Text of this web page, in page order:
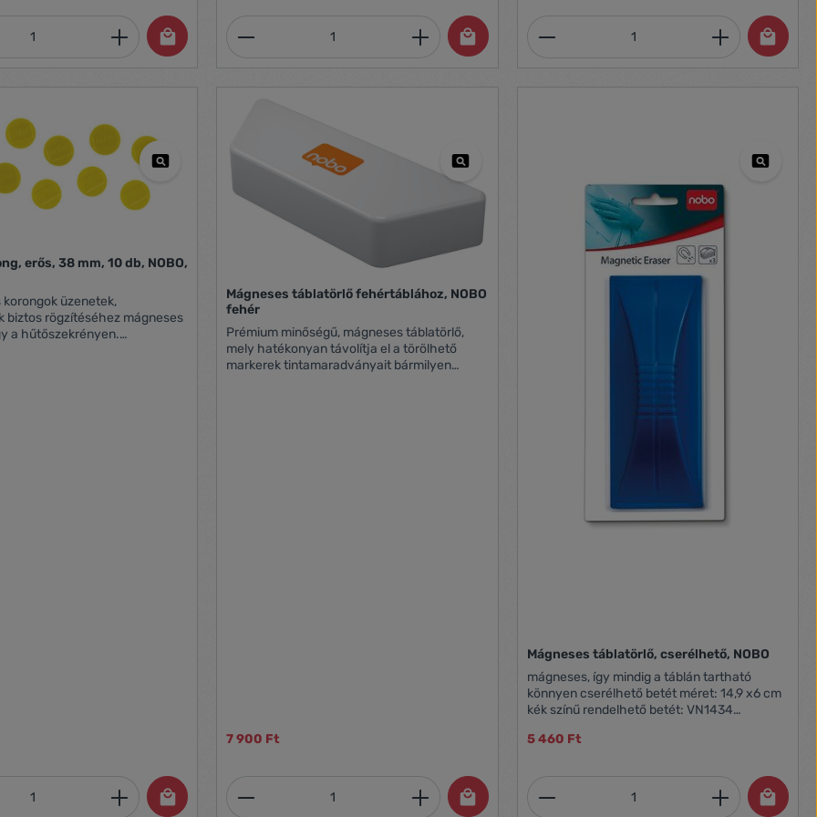
Adja meg a kívánt mennyiséget, vagy használja a gombokat a
Termékmennyiség: Adja meg a kívánt mennyiséget, vagy
Termékmennyiség: Adja
erős, 38 mm, 10 db, NOBO,
korongok üzenetek,
biztos rögzítéséhez mágneses
a hűtőszekrényen.
Adja meg a kívánt mennyiséget, vagy használja a gombokat a
Mágneses táblatörlő fehértáblához, NOBO
fehér
Prémium minőségű, mágneses táblatörlő,
mely hatékonyan távolítja el a törölhető
markerek tintamaradványait bármilyen
7 900 Ft
Termékmennyiség: Adja meg a kívánt mennyiséget, vagy
Mágneses táblatörlő, cserélhető, NOBO
mágneses, így mindig a táblán tartható
könnyen cserélhető betét méret: 14,9 x6 cm
kék színű rendelhető betét: VN1434
kiszerelés
5 460 Ft
Termékmennyiség: Adja